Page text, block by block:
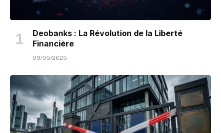
Deobanks : La Révolution de la Liberté
Financière
09/05/2025